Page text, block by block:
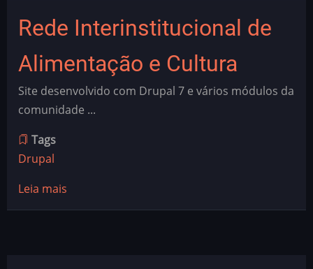
Agência
de
Notícias
Rede Interinstitucional de
Alimentação e Cultura
Site desenvolvido com Drupal 7 e vários módulos da
comunidade ...
Tags
Drupal
Leia mais
Rede